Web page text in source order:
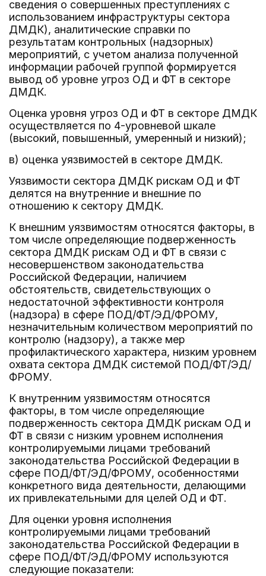
сведения о совершенных преступлениях с
использованием инфраструктуры сектора
ДМДК), аналитические справки по
результатам контрольных (надзорных)
мероприятий, с учетом анализа полученной
информации рабочей группой формируется
вывод об уровне угроз ОД и ФТ в секторе
ДМДК.
Оценка уровня угроз ОД и ФТ в секторе ДМДК
осуществляется по 4-уровневой шкале
(высокий, повышенный, умеренный и низкий);
в) оценка уязвимостей в секторе ДМДК.
Уязвимости сектора ДМДК рискам ОД и ФТ
делятся на внутренние и внешние по
отношению к сектору ДМДК.
К внешним уязвимостям относятся факторы, в
том числе определяющие подверженность
сектора ДМДК рискам ОД и ФТ в связи с
несовершенством законодательства
Российской Федерации, наличием
обстоятельств, свидетельствующих о
недостаточной эффективности контроля
(надзора) в сфере ПОД/ФТ/ЭД/ФРОМУ,
незначительным количеством мероприятий по
контролю (надзору), а также мер
профилактического характера, низким уровнем
охвата сектора ДМДК системой ПОД/ФТ/ЭД/
ФРОМУ.
К внутренним уязвимостям относятся
факторы, в том числе определяющие
подверженность сектора ДМДК рискам ОД и
ФТ в связи с низким уровнем исполнения
контролируемыми лицами требований
законодательства Российской Федерации в
сфере ПОД/ФТ/ЭД/ФРОМУ, особенностями
конкретного вида деятельности, делающими
их привлекательными для целей ОД и ФТ.
Для оценки уровня исполнения
контролируемыми лицами требований
законодательства Российской Федерации в
сфере ПОД/ФТ/ЭД/ФРОМУ используются
следующие показатели: